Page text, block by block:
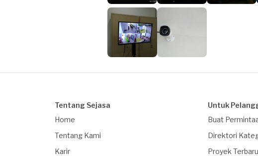
Tentang Sejasa
Home
Tentang Kami
Karir
Untuk
Buat
Direktori
Proyek Terbaru